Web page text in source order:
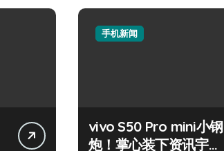
手机新闻
vivo S50 Pro mini小钢
炮！掌心装下资讯宇